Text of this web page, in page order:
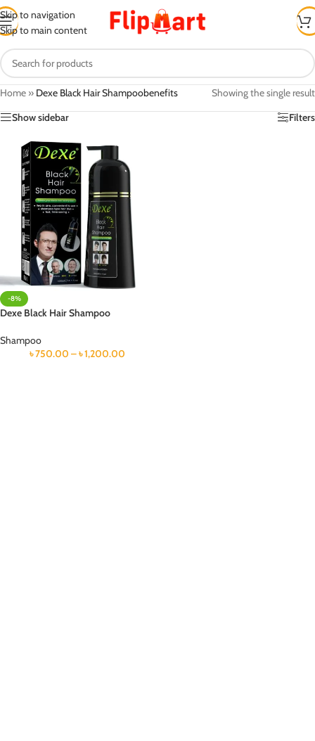
Skip to navigation
Skip to main content
Home » Dexe Black Hair Shampoobenefits
Showing the single result
Show sidebar
Filters
-8%
Dexe Black Hair Shampoo
Shampoo
৳750.00 –৳1,200.00